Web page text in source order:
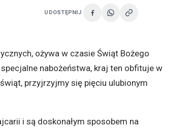
UDOSTĘPNIJ
ożywa w czasie Świąt Bożego
nabożeństwa, kraj ten obfituje w
przyjrzyjmy się pięciu ulubionym
i są doskonałym sposobem na